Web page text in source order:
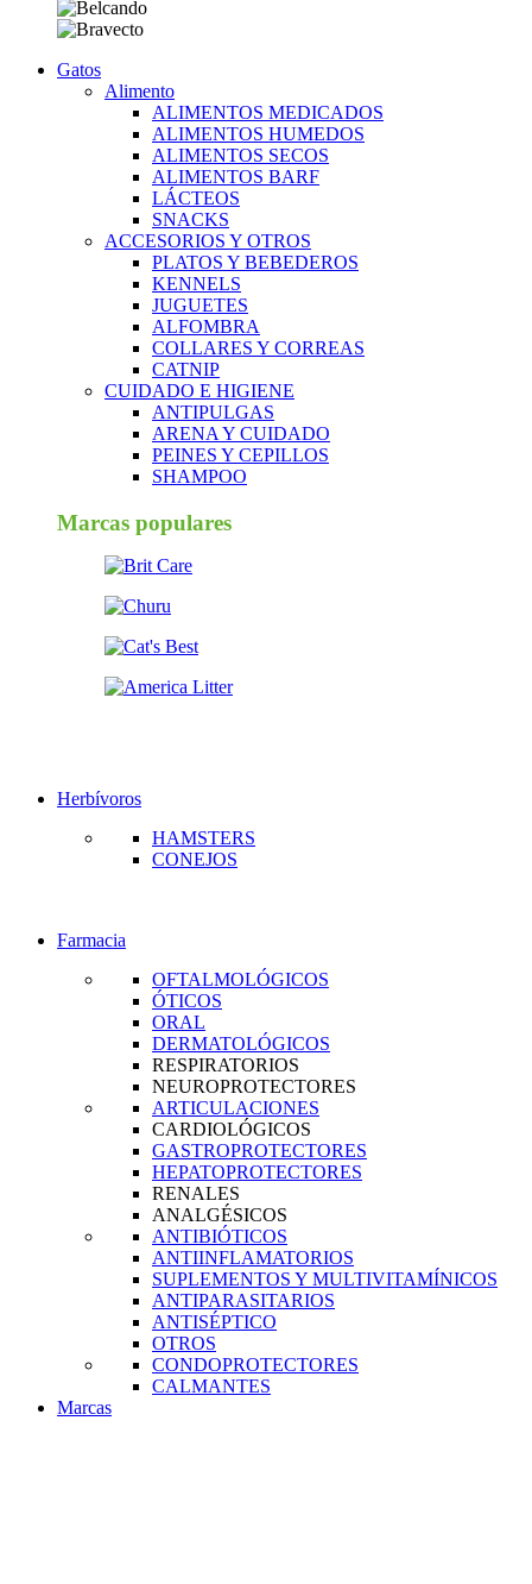
Gatos
Alimento
ALIMENTOS MEDICADOS
ALIMENTOS HUMEDOS
ALIMENTOS SECOS
ALIMENTOS BARF
LÁCTEOS
SNACKS
ACCESORIOS Y OTROS
PLATOS Y BEBEDEROS
KENNELS
JUGUETES
ALFOMBRA
COLLARES Y CORREAS
CATNIP
CUIDADO E HIGIENE
ANTIPULGAS
ARENA Y CUIDADO
PEINES Y CEPILLOS
SHAMPOO
Marcas populares
Herbívoros
HAMSTERS
CONEJOS
Farmacia
OFTALMOLÓGICOS
ÓTICOS
ORAL
DERMATOLÓGICOS
RESPIRATORIOS
NEUROPROTECTORES
ARTICULACIONES
CARDIOLÓGICOS
GASTROPROTECTORES
HEPATOPROTECTORES
RENALES
ANALGÉSICOS
ANTIBIÓTICOS
ANTIINFLAMATORIOS
SUPLEMENTOS Y MULTIVITAMÍNICOS
ANTIPARASITARIOS
ANTISÉPTICO
OTROS
CONDOPROTECTORES
CALMANTES
Marcas